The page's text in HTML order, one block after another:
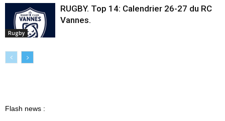
Rugby
RUGBY. Top 14: Calendrier 26-27 du RC
Vannes.
Flash news :